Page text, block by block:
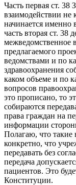
Часть первая ст.
взаимодействии не
начинается именно
часть вторая ст. 38
межведомственное
предлагаемого
ведомствами и по
здравоохранения
каком объеме и по
вопросов
это прописано, то
собираются
права граждан на
информации
Полагаю, что такие
конкретно, что
передавать без
передача
пациентов. Это
Конституции.